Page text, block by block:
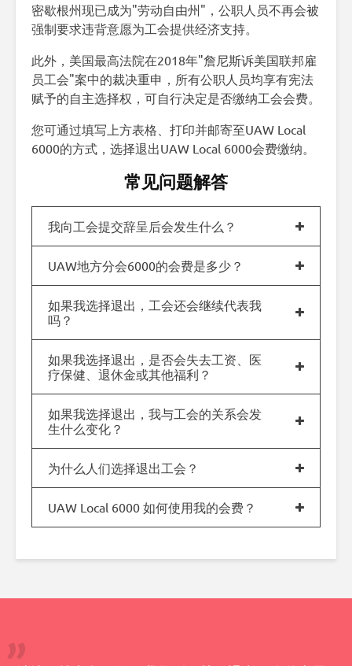
密歇根州现已成为"劳动自由州"，公职人员不再会被
强制要求违背意愿为工会提供经济支持。
此外，美国最高法院在2018年"詹尼斯诉美国联邦雇
员工会"案中的裁决重申，所有公职人员均享有宪法
赋予的自主选择权，可自行决定是否缴纳工会会费。
您可通过填写上方表格、打印并邮寄至UAW Local
6000的方式，选择退出UAW Local 6000会费缴纳。
常见问题解答
我向工会提交辞呈后会发生什么？
UAW地方分会6000的会费是多少？
如果我选择退出，工会还会继续代表我
吗？
如果我选择退出，是否会失去工资、医
疗保健、退休金或其他福利？
如果我选择退出，我与工会的关系会发
生什么变化？
为什么人们选择退出工会？
UAW Local 6000 如何使用我的会费？